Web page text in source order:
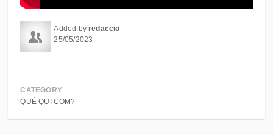
Added byredaccio
25/05/2023
CATEGORY
QUÈ QUI COM?